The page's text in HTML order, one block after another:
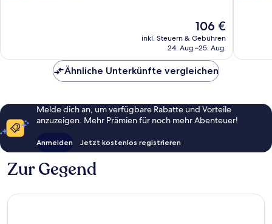
Der
Preis
beträgt
106 €
inkl. Steuern & Gebühren
24. Aug.–25. Aug.
Ähnliche Unterkünfte vergleichen
Melde dich an, um verfügbare Rabatte und Vorteile
anzuzeigen. Mehr Prämien für noch mehr Abenteuer!
Anmelden Jetzt kostenlos registrieren
Zur Gegend